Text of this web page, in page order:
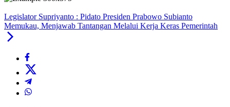
Legislator Supriyanto : Pidato Presiden Prabowo Subianto
Memukau, Menjawab Tantangan Melalui Kerja Keras Pemerintah